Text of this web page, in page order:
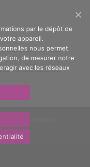
nos bureaux
confidentialité
par le dépôt de
appareil.
nous permet
de mesurer notre
avec les réseaux